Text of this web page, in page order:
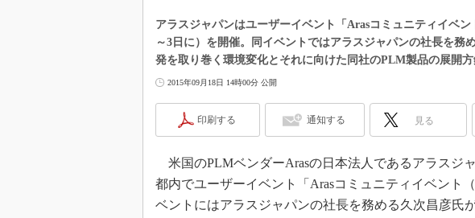
ジャパ
産業オー
アラスジャパンはユーザーイベント「Arasコミュニティイベン
～3日に）を開催。同イベントではアラスジャパンの社長を務
発を取り巻く環境変化とそれに向けた同社のPLM製品の展開方
2015年09月18日 14時00分 公開
印刷する 通知する 見る
米国のPLMベンダーArasの日本法人であるアラスジ
都内でユーザーイベント「Arasコミュニティイベント
ベントにはアラスジャパンの社長を務める久次昌彦氏